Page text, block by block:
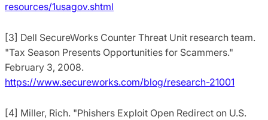
resources/1usagov.shtml
[3] Dell SecureWorks Counter Threat Unit research team.
"Tax Season Presents Opportunities for Scammers."
February 3, 2008.
https://www.secureworks.com/blog/research-21001
[4] Miller, Rich. "Phishers Exploit Open Redirect on U.S.